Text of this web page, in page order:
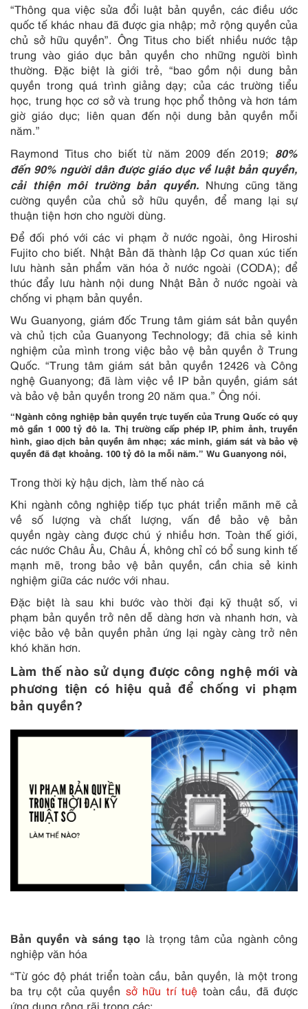
“Thông qua việc sửa đổi luật bản quyền, các điều ước
quốc tế khác nhau đã được gia nhập; mở rộng quyền của
chủ sở hữu quyền”. Ông Titus cho biết nhiều nước tập
trung vào giáo dục bản quyền cho những người bình
thường. Đặc biệt là giới trẻ, “bao gồm nội dung bản
quyền trong quá trình giảng dạy; của các trường tiểu
học, trung học cơ sở và trung học phổ thông và hơn tám
giờ giáo dục; liên quan đến nội dung bản quyền mỗi
năm.”
Raymond Titus cho biết từ năm 2009 đến 2019; 80%
đến 90% người dân được giáo dục về luật bản quyền,
cải thiện môi trường bản quyền. Nhưng cũng tăng
cường quyền của chủ sở hữu quyền, để mang lại sự
thuận tiện hơn cho người dùng.
Để đối phó với các vi phạm ở nước ngoài, ông Hiroshi
Fujito cho biết. Nhật Bản đã thành lập Cơ quan xúc tiến
lưu hành sản phẩm văn hóa ở nước ngoài (CODA); để
thúc đẩy lưu hành nội dung Nhật Bản ở nước ngoài và
chống vi phạm bản quyền.
Wu Guanyong, giám đốc Trung tâm giám sát bản quyền
và chủ tịch của Guanyong Technology; đã chia sẻ kinh
nghiệm của mình trong việc bảo vệ bản quyền ở Trung
Quốc. “Trung tâm giám sát bản quyền 12426 và Công
nghệ Guanyong; đã làm việc về IP bản quyền, giám sát
và bảo vệ bản quyền trong 20 năm qua.” Ông nói.
“Ngành công nghiệp bản quyền trực tuyến của Trung Quốc có quy
mô gần 1 000 tỷ đô la. Thị trường cấp phép IP, phim ảnh, truyền
hình, giao dịch bản quyền âm nhạc; xác minh, giám sát và bảo vệ
quyền đã đạt khoảng. 100 tỷ đô la mỗi năm.” Wu Guanyong nói,
Trong thời kỳ hậu dịch, làm thế nào cá
Khi ngành công nghiệp tiếp tục phát triển mãnh mẽ cả
về số lượng và chất lượng, vấn đề bảo vệ bản
quyền ngày càng được chú ý nhiều hơn. Toàn thế giới,
các nước Châu Âu, Châu Á, không chỉ có bổ sung kinh tế
mạnh mẽ, trong bảo vệ bản quyền, cần chia sẻ kinh
nghiệm giữa các nước với nhau.
Đặc biệt là sau khi bước vào thời đại kỹ thuật số, vi
phạm bản quyền trở nên dễ dàng hơn và nhanh hơn, và
việc bảo vệ bản quyền phản ứng lại ngày càng trở nên
khó khăn hơn.
Làm thế nào sử dụngđượccông nghệ mới và
phương tiện có hiệu quả để chống vi phạm
bản quyền?
Bản quyền và sáng tạo là trọng tâm của ngành công
nghiệp văn hóa
“Từ góc độ phát triển toàn cầu, bản quyền, là một trong
ba trụ cột của quyền sở hữu trí tuệ toàn cầu, đã được
ứng dụng rộng rãi trong các: